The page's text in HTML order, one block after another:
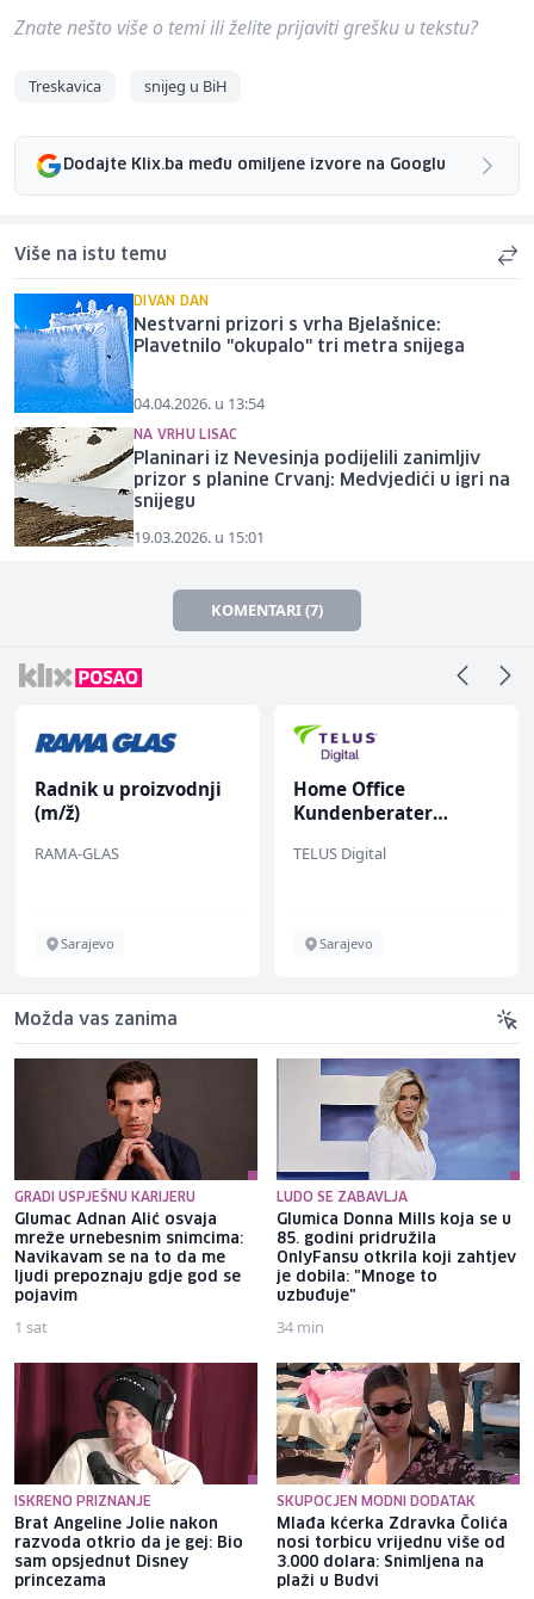
Znate nešto više o temi ili želite prijaviti grešku u tekstu?
Treskavica snijeg u BiH
Dodajte Klix.ba među omiljene izvore na Googlu
Više na istu temu
DIVAN DAN
Nestvarni prizori s vrha Bjelašnice:
Plavetnilo "okupalo" tri metra snijega
04.04.2026. u 13:54
NA VRHU LISAC
Planinari iz Nevesinja podijelili zanimljiv
prizor s planine Crvanj: Medvjedići u igri na
snijegu
19.03.2026. u 15:01
KOMENTARI (7)
Radnik u proizvodnji
(m/ž)
RAMA-GLAS
Sarajevo
Home Office
Kundenberater
TELUS Digital
Sarajevo
Možda vas zanima
GRADI USPJEŠNU KARIJERU
Glumac Adnan Alić osvaja
mreže urnebesnim snimcima:
Navikavam se na to da me
ljudi prepoznaju gdje god se
pojavim
1 sat
LUDO SE ZABAVLJA
Glumica Donna Mills koja se u
85. godini pridružila
OnlyFansu otkrila koji zahtjev
je dobila: "Mnoge to
uzbuđuje"
34 min
ISKRENO PRIZNANJE
Brat Angeline Jolie nakon
razvoda otkrio da je gej: Bio
sam opsjednut Disney
princezama
SKUPOCJEN MODNI DODATAK
Mlađa kćerka Zdravka Čolića
nosi torbicu vrijednu više od
3.000 dolara: Snimljena na
plaži u Budvi